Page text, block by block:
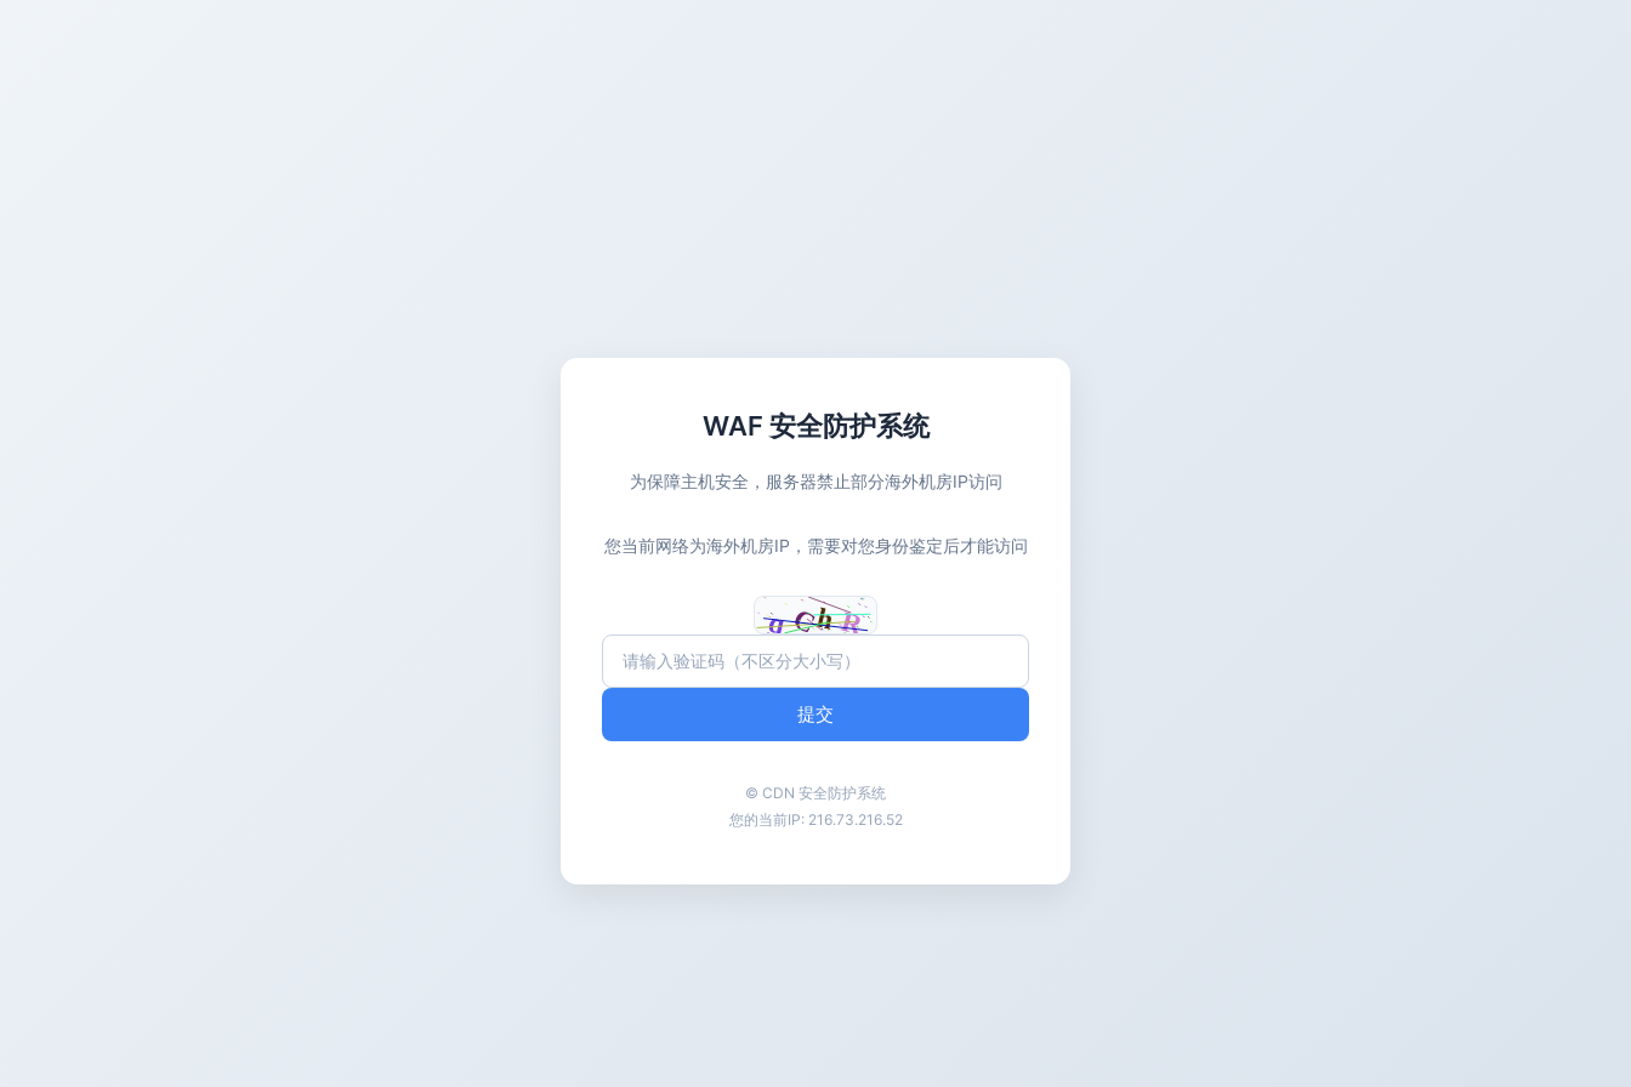
WAF 安全防护系统
为保障主机安全，服务器禁止部分海外机房IP访问
您当前网络为海外机房IP，需要对您身份鉴定后才能访问
提交
© CDN 安全防护系统
您的当前IP: 216.73.216.52